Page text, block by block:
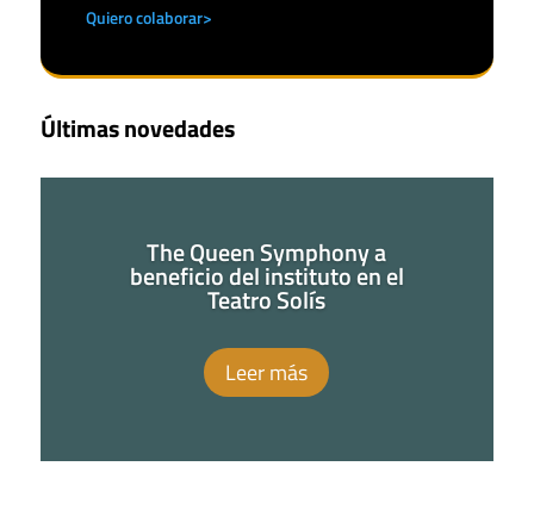
Quiero colaborar>
Últimas novedades
The Queen Symphony a
beneficio del instituto en el
Teatro Solís
Leer más